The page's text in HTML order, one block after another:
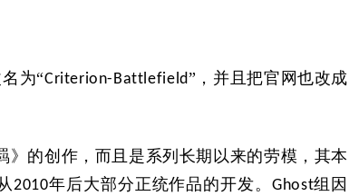
为“Criterion-Battlefield”，并且把官网也改成
》的创作，而且是系列长期以来的劳模，其本
2010年后大部分正统作品的开发。Ghost组因